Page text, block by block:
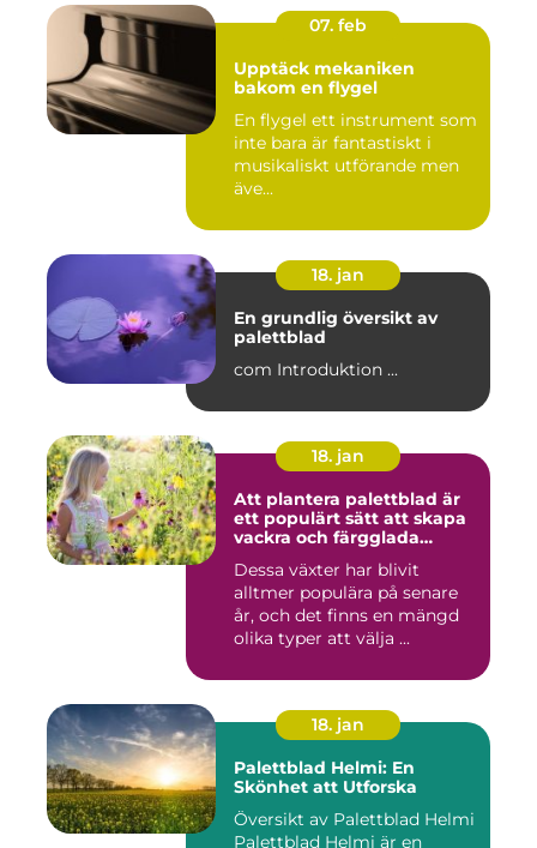
07. feb
Upptäck mekaniken
bakom en flygel
En flygel ett instrument som
inte bara är fantastiskt i
musikaliskt utförande men
äve...
18. jan
En grundlig översikt av
palettblad
com Introduktion ...
18. jan
Att plantera palettblad är
ett populärt sätt att skapa
vackra och färgglada
inomhusmiljöer
Dessa växter har blivit
alltmer populära på senare
år, och det finns en mängd
olika typer att välja ...
18. jan
Palettblad Helmi: En
Skönhet att Utforska
Översikt av Palettblad Helmi
Palettblad Helmi är en